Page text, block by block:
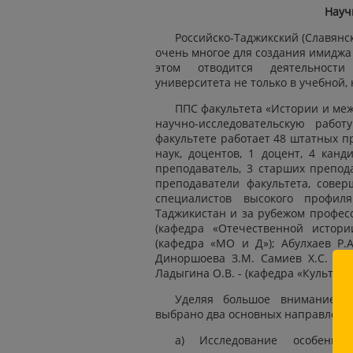
Российско-Таджикский
очень многое для создания
этом отводится деятельности
университета не только в
ППС факультета «Истории и
научно-исследовательскую
факультете работает 48 штатных
наук, доцентов, 1 доцент, 4
преподаватель, 3 старших
преподаватели факультета,
специалистов высокого
Таджикистан и за рубежом
(кафедра «Отечественной
(кафедра «МО и Д»); Абулхаев
Диноршоева З.М. Самиев Х.С. -
Ладыгина О.В. - (кафедра
Уделяя большое внимание
выбрано два основных направления:
а) Исследование